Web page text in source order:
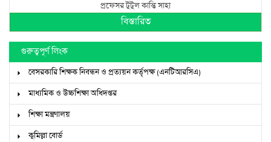
প্রফেসর টুটুল কান্তি সাহা
বিস্তারিত
গুরুত্বপূর্ণ লিংক
বেসরকারি শিক্ষক নিবন্ধন ও প্রত্যয়ন কর্তৃপক্ষ (এনটিআরসিএ)
মাধ্যমিক ও উচ্চশিক্ষা অধিদপ্তর
শিক্ষা মন্ত্রণালয়
কুমিল্লা বোর্ড